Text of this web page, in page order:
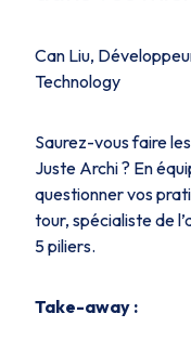
Can Liu,
Technology
Saurez-vous faire
Juste Archi ? En
questionner vos
tour, spécialiste de
5 piliers.
Take-away :